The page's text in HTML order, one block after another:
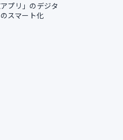
プリ」のデジタ
スマート化